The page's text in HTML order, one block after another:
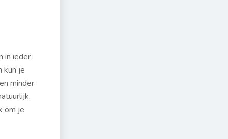
in ieder
kun je
minder
om je